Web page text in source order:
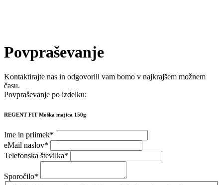
Povpraševanje
Kontaktirajte nas in odgovorili vam bomo v najkrajšem možnem
času.
Povpraševanje po izdelku:
REGENT FIT Moška majica 150g
Ime in priimek*
eMail naslov*
Telefonska številka*
Sporočilo*